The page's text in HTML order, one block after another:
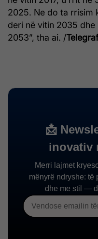
2025. Ne do ta rrisim
deri në vitin 2035
2053”, tha ai. /